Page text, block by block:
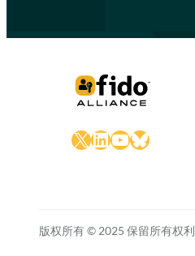
X LinkedIn
YouTube
Bluesky
版权所有 © 2025 保留所有权利